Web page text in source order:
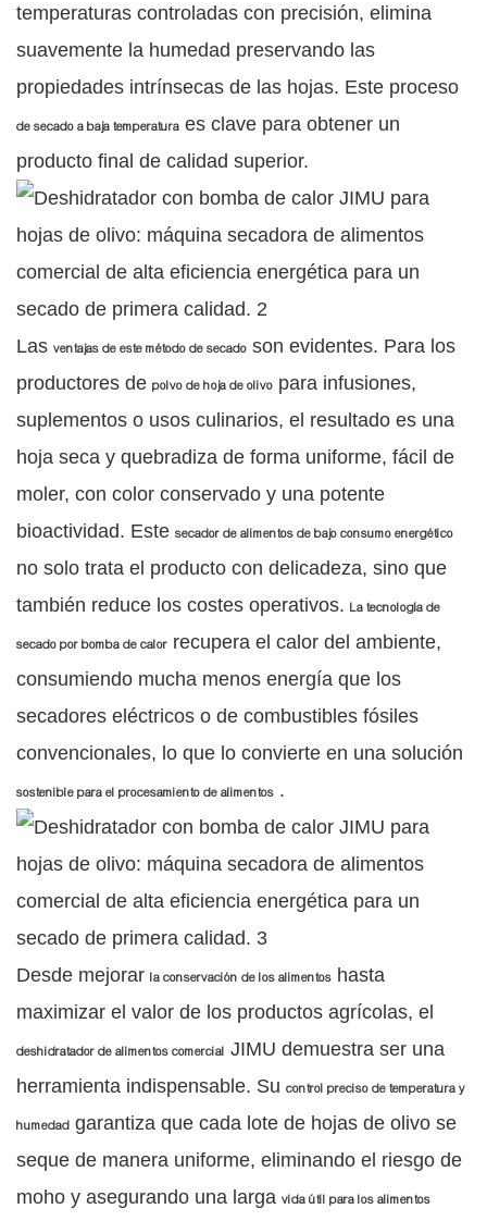
temperaturas controladas con precisión, elimina
suavemente la humedad preservando las
propiedades intrínsecas de las hojas. Este proceso
de secado a baja temperatura es clave para obtener un
producto final de calidad superior.
Las ventajas de este método de secado son evidentes. Para los
productores de polvo de hoja de olivo para infusiones,
suplementos o usos culinarios, el resultado es una
hoja seca y quebradiza de forma uniforme, fácil de
moler, con color conservado y una potente
bioactividad. Este secador de alimentos de bajo consumo energético
no solo trata el producto con delicadeza, sino que
también reduce los costes operativos. La tecnología de
secado por bomba de calor recupera el calor del ambiente,
consumiendo mucha menos energía que los
secadores eléctricos o de combustibles fósiles
convencionales, lo que lo convierte en una solución
sostenible para el procesamiento de alimentos .
Desde mejorar la conservación de los alimentos hasta
maximizar el valor de los productos agrícolas, el
deshidratador de alimentos comercial JIMU demuestra ser una
herramienta indispensable. Su control preciso de temperatura y
humedad garantiza que cada lote de hojas de olivo se
seque de manera uniforme, eliminando el riesgo de
moho y asegurando una larga vida útil para los alimentos